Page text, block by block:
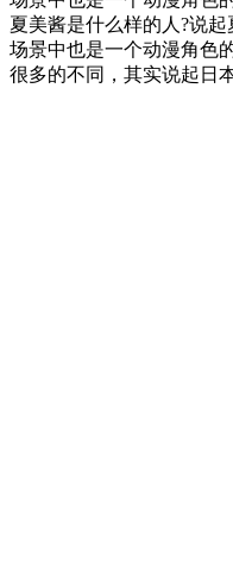
夏美酱是什么样的人?说
场景中也是一个动漫角色
很多的不同，其实说起日